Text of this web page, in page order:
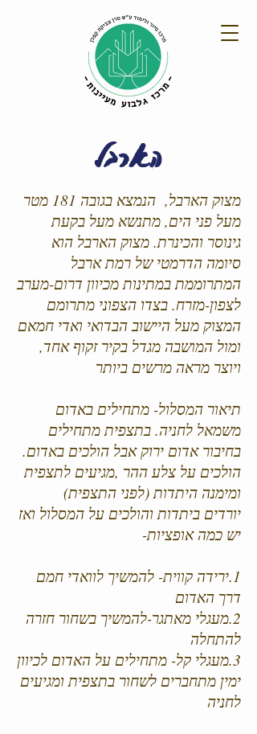
הארבל
מצוק הארבל, הנמצא בגובה 181 מטר
מעל פני הים, מתנשא מעל בקעת
גינוסר והכינרת. מצוק הארבל הוא
סיומה הדרמטי של רמת ארבל
המתרוממת במתינות מכיוון דרום-מערב
לצפון-מזרח. בצדו הצפוני מתרומם
המצוק מעל היישוב הבדואי ואדי חמאם
ומול המושבה מגדל בקיר זקוף אחד,
ויוצר מראה מרשים ביותר
תיאור המסלול- מתחילים באדום
משמאל לחניה. בתצפית מתחילים
בחיבור אדום ירוק אבל הולכים באדום.
הולכים על צלע ההר ,מגיעים לתצפית
ומימנה היתדות (לפני התצפית)
יורדים ביתדות והולכים על המסלול ואז
יש כמה אופציות-
1.ירידה קווית- להמשיך לוואדי חמם
דרך האדום
2.מעגלי מאתגר-להמשיך בשחור חזרה
להתחלה
3.מעגלי קל- מתחילים על האדום לכיוון
ימין מתחברים לשחור בתצפית ומגיעים
לחניה